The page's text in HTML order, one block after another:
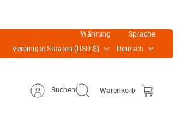
Währung
Vereinigte Staaten (USD $)
Sprache
Deutsch
Suchen Warenkorb